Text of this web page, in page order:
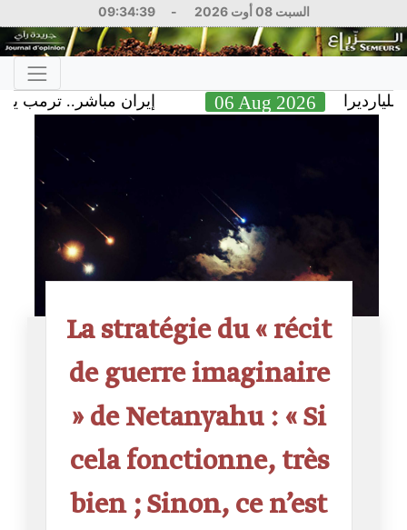
السبت 08 أوت 2026 -
09:34:40
إيران مباشر.. ترمب يتحدث عن 06 Aug 2026
La stratégie du « récit
de guerre imaginaire
» de Netanyahu : « Si
cela fonctionne, très
bien ; Sinon, ce n’est